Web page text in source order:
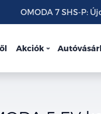
OMODA 7 SHS-P:
Akciók